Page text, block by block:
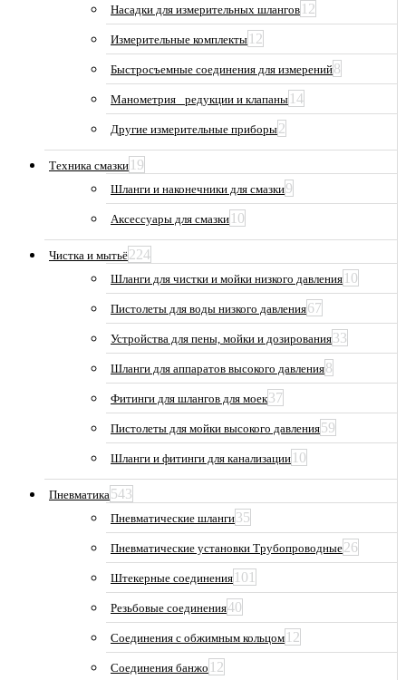
Насадки для измерительных шлангов 12
Измерительные комплекты 12
Быстросъемные соединения для измерений8
Манометрия_ редукции и клапаны 14
Другие измерительные приборы2
Техника смазки 19
Шланги и наконечники для смазки9
Аксессуары для смазки 10
Чистка и мытьё224
Шланги для чистки и мойки низкого давления 10
Пистолеты для воды низкого давления67
Устройства для пены, мойки и дозирования33
Шланги для аппаратов высокого давления8
Фитинги для шлангов для моек37
Пистолеты для мойки высокого давления59
Шланги и фитинги для канализации 10
Пневматика543
Пневматические шланги35
Пневматические установки Трубопроводные26
Штекерные соединения 101
Резьбовые соединения40
Соединения с обжимным кольцом 12
Соединения банжо 12